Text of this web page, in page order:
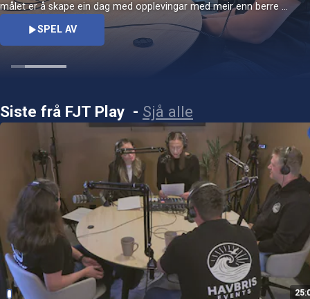
målet er å skape ein dag med opplevingar med meir enn berre
SPEL AV
Siste frå FJT Play - Sjå alle